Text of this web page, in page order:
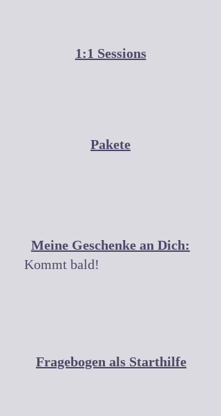
1:1 Sessions
Pakete
Meine Geschenke an Dich:
Kommt bald!
Fragebogen als Starthilfe